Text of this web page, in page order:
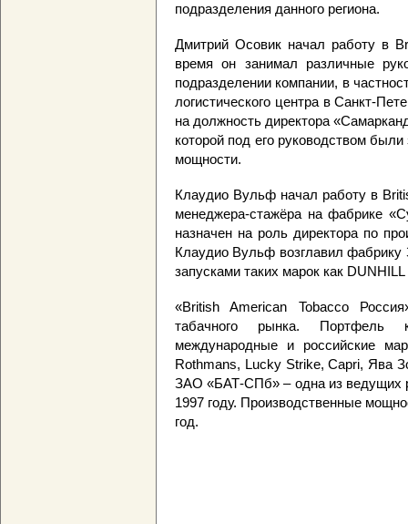
подразделения данного региона.
Дмитрий Осовик начал работу в
время он занимал различные
подразделении компании, в
логистического центра в Санкт-
на должность директора
которой под его руководством
мощности.
Клаудио Вульф начал работу в
менеджера-стажёра на фабрике
назначен на роль директора по
Клаудио Вульф возглавил
запусками таких марок как
«British American Tobacco
табачного рынка. Портфель
международные и российские
Rothmans, Lucky Strike, Capri, Ява
ЗАО «БАТ-СПб» – одна из ведущих
1997 году. Производственные
год.